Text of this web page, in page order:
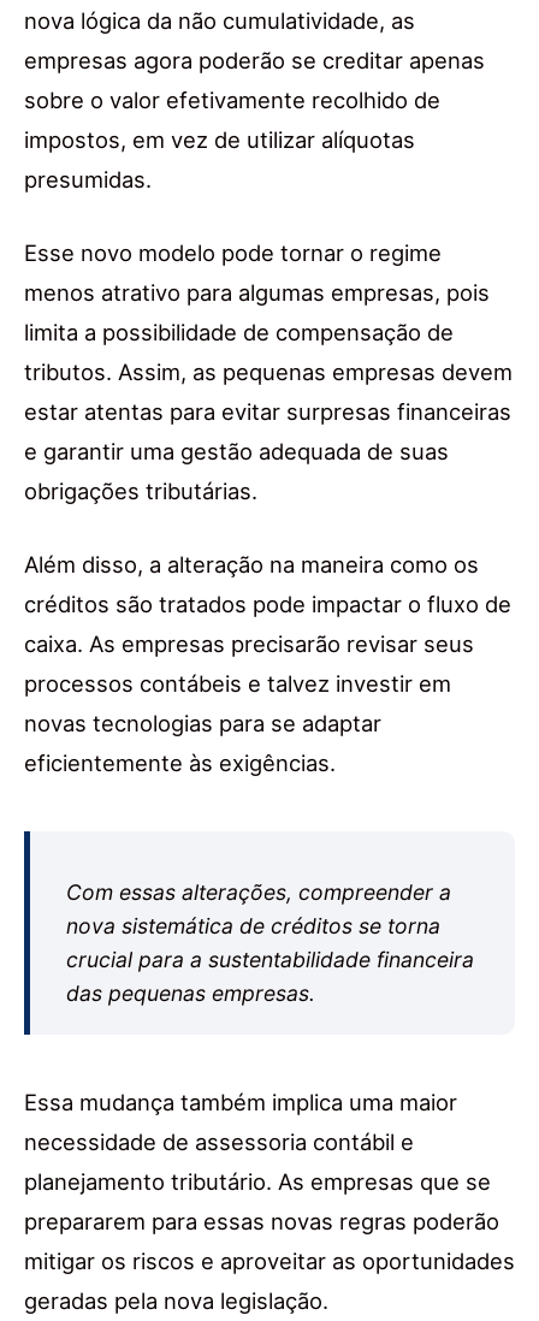
nova lógica da não cumulatividade, as
empresas agora poderão se creditar apenas
sobre o valor efetivamente recolhido de
impostos, em vez de utilizar alíquotas
presumidas.
Esse novo modelo pode tornar o regime
menos atrativo para algumas empresas, pois
limita a possibilidade de compensação de
tributos. Assim, as pequenas empresas devem
estar atentas para evitar surpresas financeiras
e garantir uma gestão adequada de suas
obrigações tributárias.
Além disso, a alteração na maneira como os
créditos são tratados pode impactar o fluxo de
caixa. As empresas precisarão revisar seus
processos contábeis e talvez investir em
novas tecnologias para se adaptar
eficientemente às exigências.
Com essas alterações, compreender a
nova sistemática de créditos se torna
crucial para a sustentabilidade financeira
das pequenas empresas.
Essa mudança também implica uma maior
necessidade de assessoria contábil e
planejamento tributário. As empresas que se
prepararem para essas novas regras poderão
mitigar os riscos e aproveitar as oportunidades
geradas pela nova legislação.